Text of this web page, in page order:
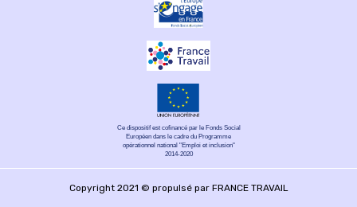
Ce dispositif est cofinancé par le Fonds Social
Européen dans le cadre du Programme
opérationnel national "Emploi et inclusion"
2014-2020
Copyright 2021 © propulsé par FRANCE TRAVAIL